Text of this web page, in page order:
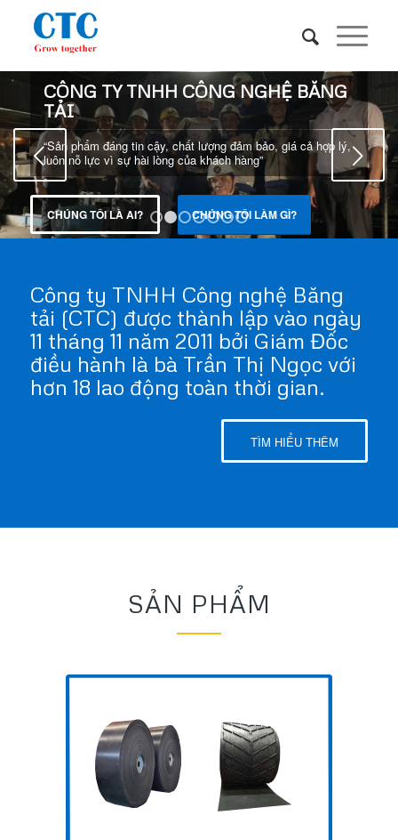
CÔNG TY TNHH CÔNG NGHỆ BĂNG
TẢI
“Sản phẩm đáng tin cậy, chất lượng đảm bảo, giá cả hợp lý,
luôn nỗ lực vì sự hài lòng của khách hàng”
CHÚNG TÔI LÀ AI? CHÚNG TÔI LÀM GÌ?
Next
1 6 7
Công ty TNHH Công nghệ Băng
tải (CTC) được thành lập vào ngày
11 tháng 11 năm 2011 bởi Giám Đốc
điều hành là bà Trần Thị Ngọc với
hơn 18 lao động toàn thời gian.
TÌM HIỂU THÊM
SẢN PHẨM
Băng tải